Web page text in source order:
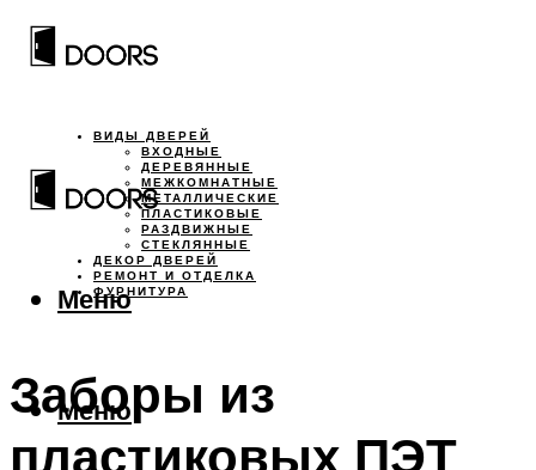
ВИДЫ ДВЕРЕЙ
ВХОДНЫЕ
ДЕРЕВЯННЫЕ
МЕЖКОМНАТНЫЕ
МЕТАЛЛИЧЕСКИЕ
ПЛАСТИКОВЫЕ
РАЗДВИЖНЫЕ
СТЕКЛЯННЫЕ
ДЕКОР ДВЕРЕЙ
РЕМОНТ И ОТДЕЛКА
ФУРНИТУРА
Меню
Меню
Заборы из
пластиковых ПЭТ